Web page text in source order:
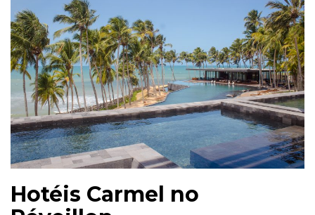
Hotéis Carmel no